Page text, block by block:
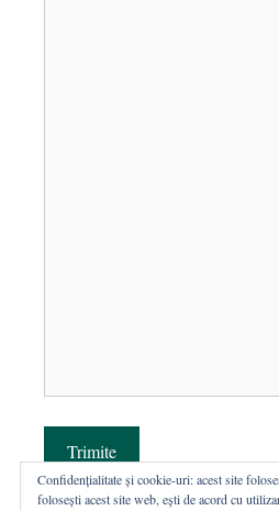
Trimite
Confidențialitate și cookie-uri: acest site
folosești acest site web, ești de acord cu